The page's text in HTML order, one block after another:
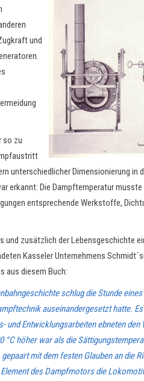
und
so zu
unterschiedlicher Dimensionierung
erkannt: Die Dampftemperatur
entsprechende Werkstoffe,
zusätzlich der Lebensgeschichte
Kasseler Unternehmens
aus diesem Buch:
schlug die Stunde
auseinandergesetzt hatte.
Entwicklungsarbeiten ebneten
höher war als die
mit dem festen Glauben an die
des Dampfmotors die